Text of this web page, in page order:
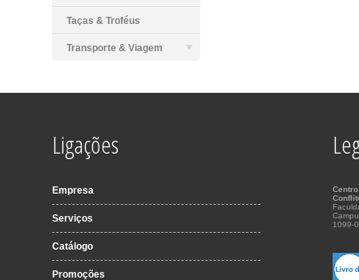
Taças & Troféus
Transporte & Viagem
Ligações
Empresa
Serviços
Catálogo
Promoções
1099-